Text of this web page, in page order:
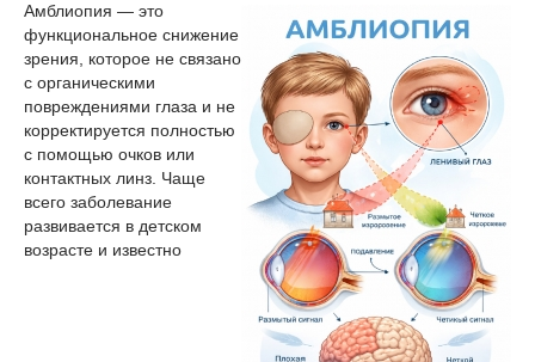
Амблиопия — это
функциональное снижение
зрения, которое не связано
с органическими
повреждениями глаза и не
корректируется полностью
с помощью очков или
контактных линз. Чаще
всего заболевание
развивается в детском
возрасте и известно